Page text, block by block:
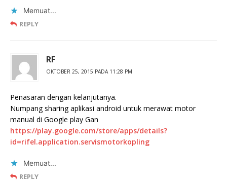
Memuat...
REPLY
RF
OKTOBER 25, 2015 PADA 11:28 PM
Penasaran dengan kelanjutanya.
Numpang sharing aplikasi android untuk merawat motor
manual di Google play Gan
https://play.google.com/store/apps/details?
id=rifel.application.servismotorkopling
Memuat...
REPLY